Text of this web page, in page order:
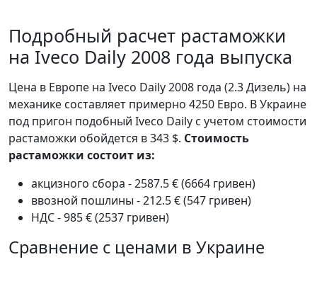
Подробный расчет растаможки
на Iveco Daily 2008 года выпуска
Цена в Европе на Iveco Daily 2008 года (2.3 Дизель) на
механике составляет примерно 4250 Евро. В Украине
под пригон подобный Iveco Daily с учетом стоимости
растаможки обойдется в 343 $. Стоимость
растаможки состоит из:
акцизного сбора - 2587.5 € (6664 гривен)
ввозной пошлины - 212.5 € (547 гривен)
НДС - 985 € (2537 гривен)
Сравнение с ценами в Украине